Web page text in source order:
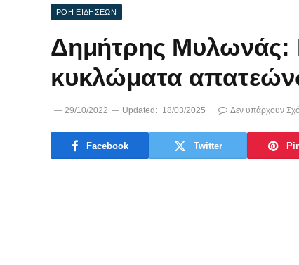
ΡΟΗ ΕΙΔΗΣΕΩΝ
Δημήτρης
κυκλώματα
29/10/2022 Updated: 18/03/2025 Δεν υπάρχουν
Facebook Twitter